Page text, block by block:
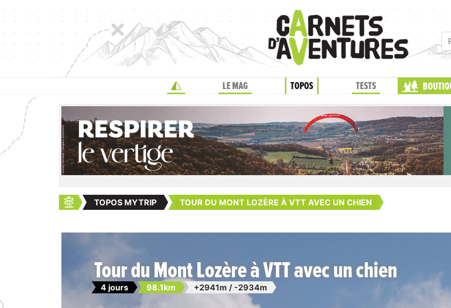
LE MAG TOPOS TESTS
TOPOS MYTRIP TOUR DU MONT LOZÈRE À VTT AVEC UN CHIEN
Tour du Mont Lozère à VTT avec un chien
4 jours 98.1km +2941m / -2934m